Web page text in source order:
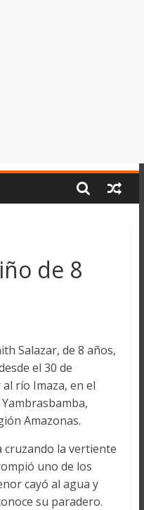
de 8
Salazar, de 8 años,
el 30 de
río Imaza, en el
Amazonas.
cruzando la vertiente
uno de los
cayó al agua y
su paradero.